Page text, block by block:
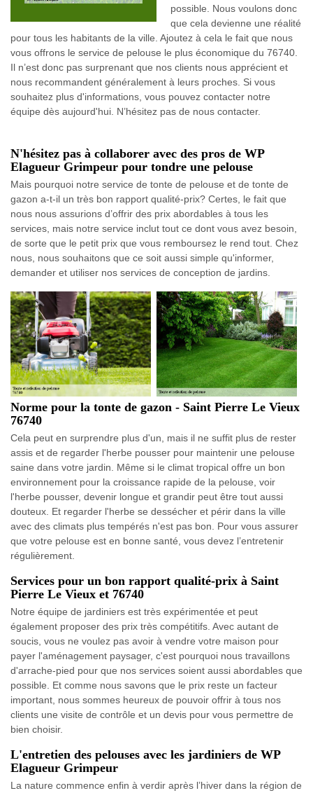
possible. Nous voulons donc
que cela devienne une réalité
pour tous les habitants de la ville. Ajoutez à cela le fait que nous
vous offrons le service de pelouse le plus économique du 76740.
Il n’est donc pas surprenant que nos clients nous apprécient et
nous recommandent généralement à leurs proches. Si vous
souhaitez plus d'informations, vous pouvez contacter notre
équipe dès aujourd'hui. N’hésitez pas de nous contacter.
N'hésitez pas à collaborer avec des pros de WP
Elagueur Grimpeur pour tondre une pelouse
Mais pourquoi notre service de tonte de pelouse et de tonte de
gazon a-t-il un très bon rapport qualité-prix? Certes, le fait que
nous nous assurions d’offrir des prix abordables à tous les
services, mais notre service inclut tout ce dont vous avez besoin,
de sorte que le petit prix que vous remboursez le rend tout. Chez
nous, nous souhaitons que ce soit aussi simple qu'informer,
demander et utiliser nos services de conception de jardins.
Norme pour la tonte de gazon - Saint Pierre Le Vieux
76740
Cela peut en surprendre plus d'un, mais il ne suffit plus de rester
assis et de regarder l'herbe pousser pour maintenir une pelouse
saine dans votre jardin. Même si le climat tropical offre un bon
environnement pour la croissance rapide de la pelouse, voir
l'herbe pousser, devenir longue et grandir peut être tout aussi
douteux. Et regarder l'herbe se dessécher et périr dans la ville
avec des climats plus tempérés n'est pas bon. Pour vous assurer
que votre pelouse est en bonne santé, vous devez l’entretenir
régulièrement.
Services pour un bon rapport qualité-prix à Saint
Pierre Le Vieux et 76740
Notre équipe de jardiniers est très expérimentée et peut
également proposer des prix très compétitifs. Avec autant de
soucis, vous ne voulez pas avoir à vendre votre maison pour
payer l'aménagement paysager, c'est pourquoi nous travaillons
d'arrache-pied pour que nos services soient aussi abordables que
possible. Et comme nous savons que le prix reste un facteur
important, nous sommes heureux de pouvoir offrir à tous nos
clients une visite de contrôle et un devis pour vous permettre de
bien choisir.
L'entretien des pelouses avec les jardiniers de WP
Elagueur Grimpeur
La nature commence enfin à verdir après l’hiver dans la région de